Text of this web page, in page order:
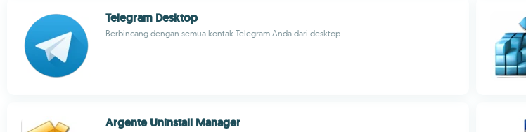
Telegram Desktop
Berbincang dengan semua kontak Telegram Anda dari desktop
Argente Uninstall Manager